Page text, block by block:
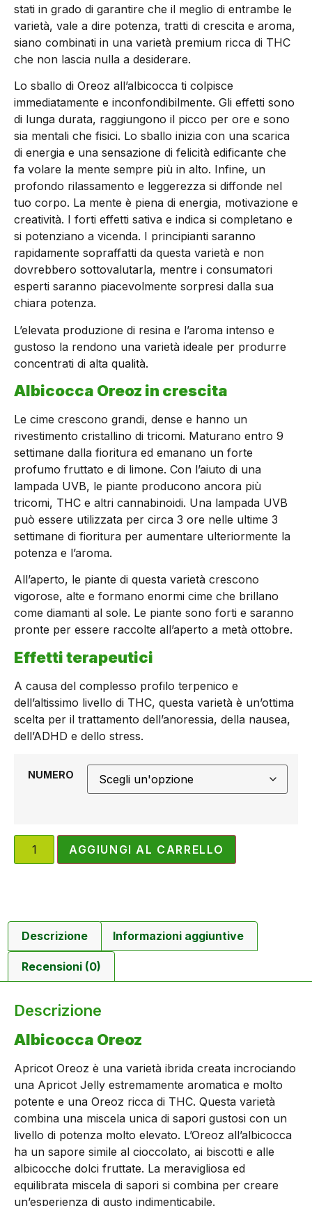
stati in grado di garantire che il meglio di entrambe le
varietà, vale a dire potenza, tratti di crescita e aroma,
siano combinati in una varietà premium ricca di THC
che non lascia nulla a desiderare.
Lo sballo di Oreoz all’albicocca ti colpisce
immediatamente e inconfondibilmente. Gli effetti sono
di lunga durata, raggiungono il picco per ore e sono
sia mentali che fisici. Lo sballo inizia con una scarica
di energia e una sensazione di felicità edificante che
fa volare la mente sempre più in alto. Infine, un
profondo rilassamento e leggerezza si diffonde nel
tuo corpo. La mente è piena di energia, motivazione e
creatività. I forti effetti sativa e indica si completano e
si potenziano a vicenda. I principianti saranno
rapidamente sopraffatti da questa varietà e non
dovrebbero sottovalutarla, mentre i consumatori
esperti saranno piacevolmente sorpresi dalla sua
chiara potenza.
L’elevata produzione di resina e l’aroma intenso e
gustoso la rendono una varietà ideale per produrre
concentrati di alta qualità.
Albicocca Oreoz in crescita
Le cime crescono grandi, dense e hanno un
rivestimento cristallino di tricomi. Maturano entro 9
settimane dalla fioritura ed emanano un forte
profumo fruttato e di limone. Con l’aiuto di una
lampada UVB, le piante producono ancora più
tricomi, THC e altri cannabinoidi. Una lampada UVB
può essere utilizzata per circa 3 ore nelle ultime 3
settimane di fioritura per aumentare ulteriormente la
potenza e l’aroma.
All’aperto, le piante di questa varietà crescono
vigorose, alte e formano enormi cime che brillano
come diamanti al sole. Le piante sono forti e saranno
pronte per essere raccolte all’aperto a metà ottobre.
Effetti terapeutici
A causa del complesso profilo terpenico e
dell’altissimo livello di THC, questa varietà è un’ottima
scelta per il trattamento dell’anoressia, della nausea,
dell’ADHD e dello stress.
NUMERO
AGGIUNGI AL CARRELLO
Descrizione Informazioni aggiuntive
Recensioni (0)
Descrizione
Albicocca Oreoz
Apricot Oreoz è una varietà ibrida creata incrociando
una Apricot Jelly estremamente aromatica e molto
potente e una Oreoz ricca di THC. Questa varietà
combina una miscela unica di sapori gustosi con un
livello di potenza molto elevato. L’Oreoz all’albicocca
ha un sapore simile al cioccolato, ai biscotti e alle
albicocche dolci fruttate. La meravigliosa ed
equilibrata miscela di sapori si combina per creare
un’esperienza di gusto indimenticabile.